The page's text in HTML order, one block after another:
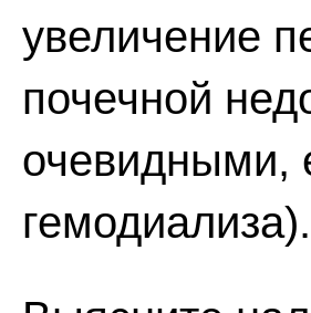
увеличение
почечной
очевидными,
гемодиализа).